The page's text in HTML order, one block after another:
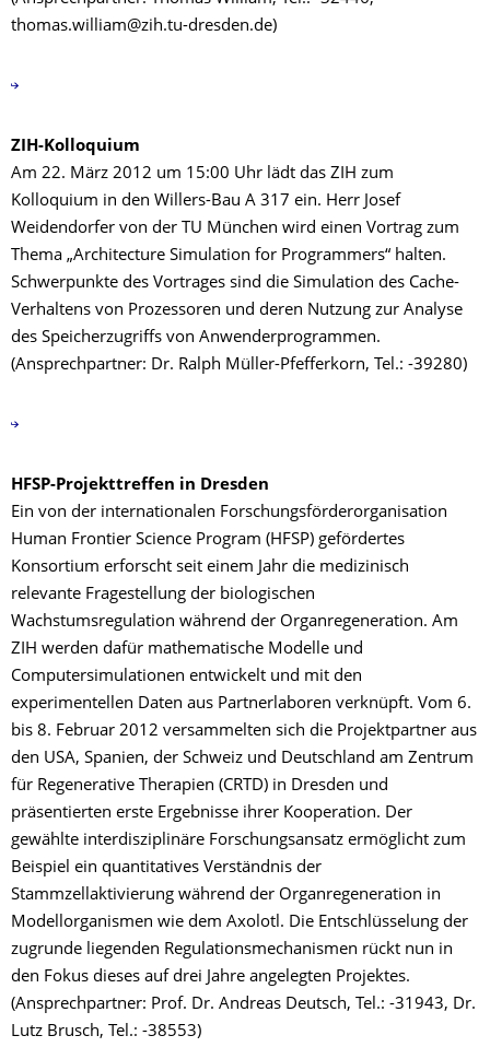
thomas.william@zih.tu-dresden.de)
ZIH-Kolloquium
Am 22. März 2012 um 15:00 Uhr lädt das ZIH zum
Kolloquium in den Willers-Bau A 317 ein. Herr Josef
Weidendorfer von der TU München wird einen Vortrag zum
Thema „Architecture Simulation for Programmers“ halten.
Schwerpunkte des Vortrages sind die Simulation des Cache-
Verhaltens von Prozessoren und deren Nutzung zur Analyse
des Speicherzugriffs von Anwenderprogrammen.
(Ansprechpartner: Dr. Ralph Müller-Pfefferkorn, Tel.: -39280)
HFSP-Projekttreffen in Dresden
Ein von der internationalen Forschungsförderorganisation
Human Frontier Science Program (HFSP) gefördertes
Konsortium erforscht seit einem Jahr die medizinisch
relevante Fragestellung der biologischen
Wachstumsregulation während der Organregeneration. Am
ZIH werden dafür mathematische Modelle und
Computersimulationen entwickelt und mit den
experimentellen Daten aus Partnerlaboren verknüpft. Vom 6.
bis 8. Februar 2012 versammelten sich die Projektpartner aus
den USA, Spanien, der Schweiz und Deutschland am Zentrum
für Regenerative Therapien (CRTD) in Dresden und
präsentierten erste Ergebnisse ihrer Kooperation. Der
gewählte interdisziplinäre Forschungsansatz ermöglicht zum
Beispiel ein quantitatives Verständnis der
Stammzellaktivierung während der Organregeneration in
Modellorganismen wie dem Axolotl. Die Entschlüsselung der
zugrunde liegenden Regulationsmechanismen rückt nun in
den Fokus dieses auf drei Jahre angelegten Projektes.
(Ansprechpartner: Prof. Dr. Andreas Deutsch, Tel.: -31943, Dr.
Lutz Brusch, Tel.: -38553)